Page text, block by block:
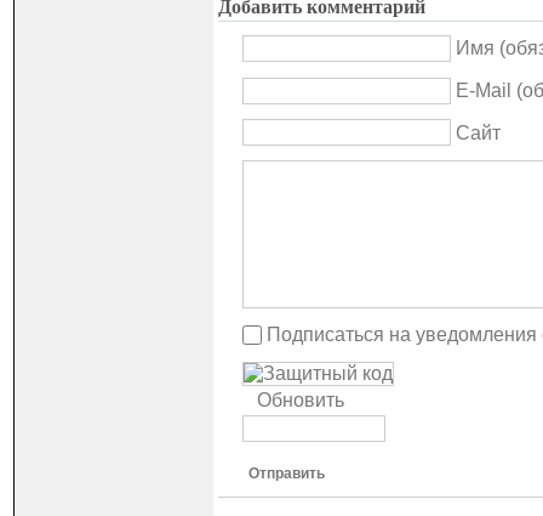
Добавить комментарий
Имя
E-Mail
Сайт
Подписаться на
Обновить
Отправить